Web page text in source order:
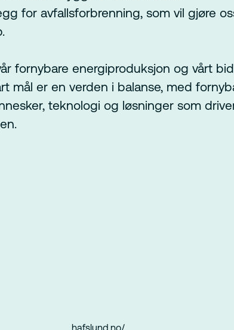
for avfallsforbrenning, som vil gjøre
fornybare energiproduksjon og vårt
mål er en verden i balanse, med
teknologi og løsninger som
hafslund.no/